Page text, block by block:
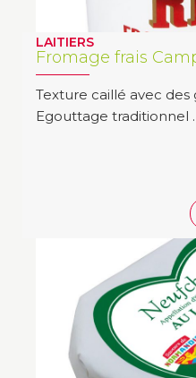
LAITIERS
Fromage frais
Texture caillé avec des
Egouttage traditionnel